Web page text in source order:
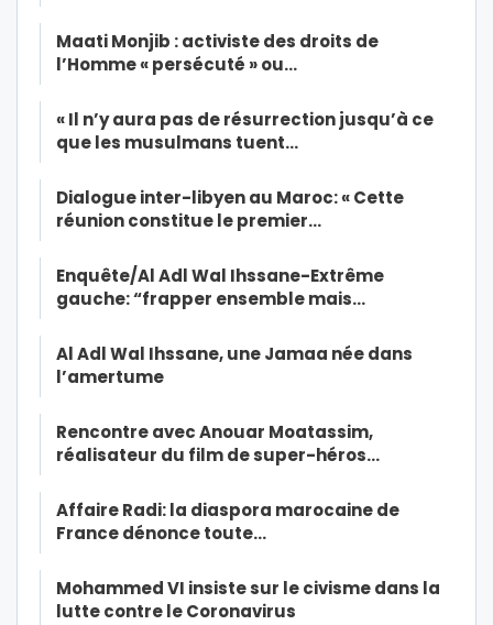
Maati Monjib : activiste des droits de
l’Homme « persécuté » ou…
« Il n’y aura pas de résurrection jusqu’à ce
que les musulmans tuent…
Dialogue inter-libyen au Maroc: « Cette
réunion constitue le premier…
Enquête/Al Adl Wal Ihssane-Extrême
gauche: “frapper ensemble mais…
Al Adl Wal Ihssane, une Jamaa née dans
l’amertume
Rencontre avec Anouar Moatassim,
réalisateur du film de super-héros…
Affaire Radi: la diaspora marocaine de
France dénonce toute…
Mohammed VI insiste sur le civisme dans la
lutte contre le Coronavirus